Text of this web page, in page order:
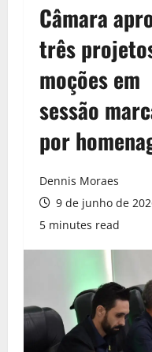
Câmara
três
moções em
sessão
por
Dennis Moraes
9 de junho de
5 minutes read